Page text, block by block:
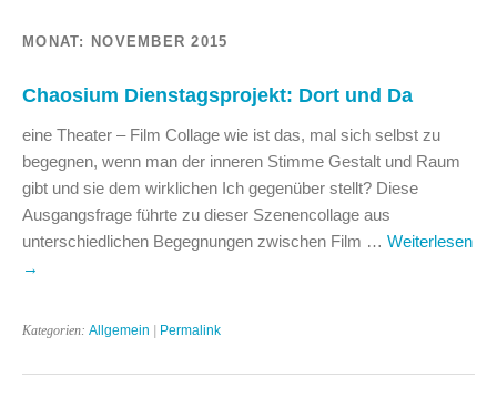
MONAT: NOVEMBER 2015
Chaosium Dienstagsprojekt: Dort und Da
eine Theater – Film Collage wie ist das, mal sich selbst zu
begegnen, wenn man der inneren Stimme Gestalt und Raum
gibt und sie dem wirklichen Ich gegenüber stellt? Diese
Ausgangsfrage führte zu dieser Szenencollage aus
unterschiedlichen Begegnungen zwischen Film … Weiterlesen
→
Kategorien: Allgemein | Permalink